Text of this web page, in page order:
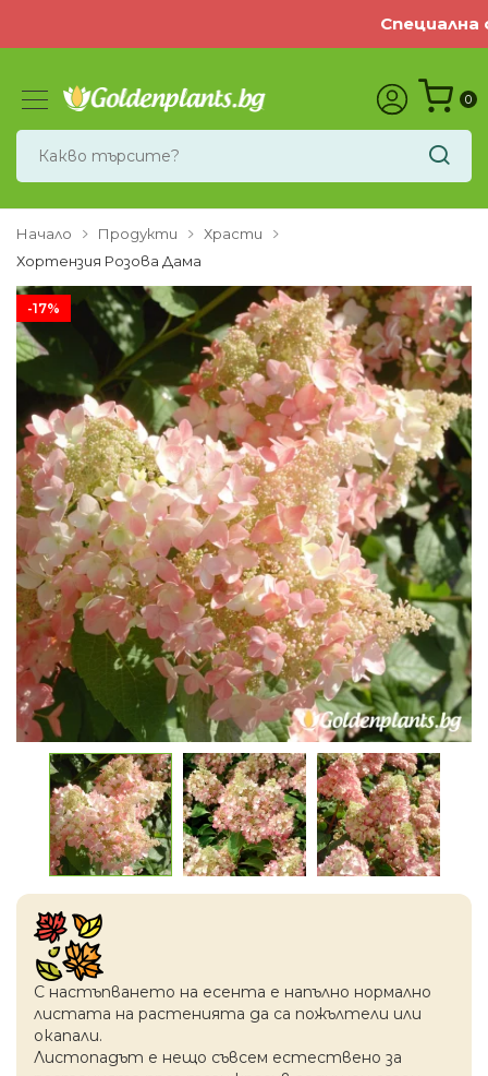
Специална
0
Начало Продукти
Храсти
Хортензия Розова Дама
-17%
С настъпването на есентa е напълно нормално
листата на растенията да са пожълтели или
окапaли.
Листопадът е нещо съвсем естествено за